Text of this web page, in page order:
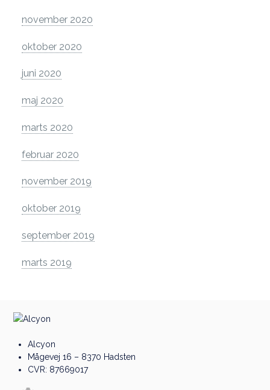
november 2020
oktober 2020
juni 2020
maj 2020
marts 2020
februar 2020
november 2019
oktober 2019
september 2019
marts 2019
Alcyon
Mågevej 16 – 8370 Hadsten
CVR: 87669017